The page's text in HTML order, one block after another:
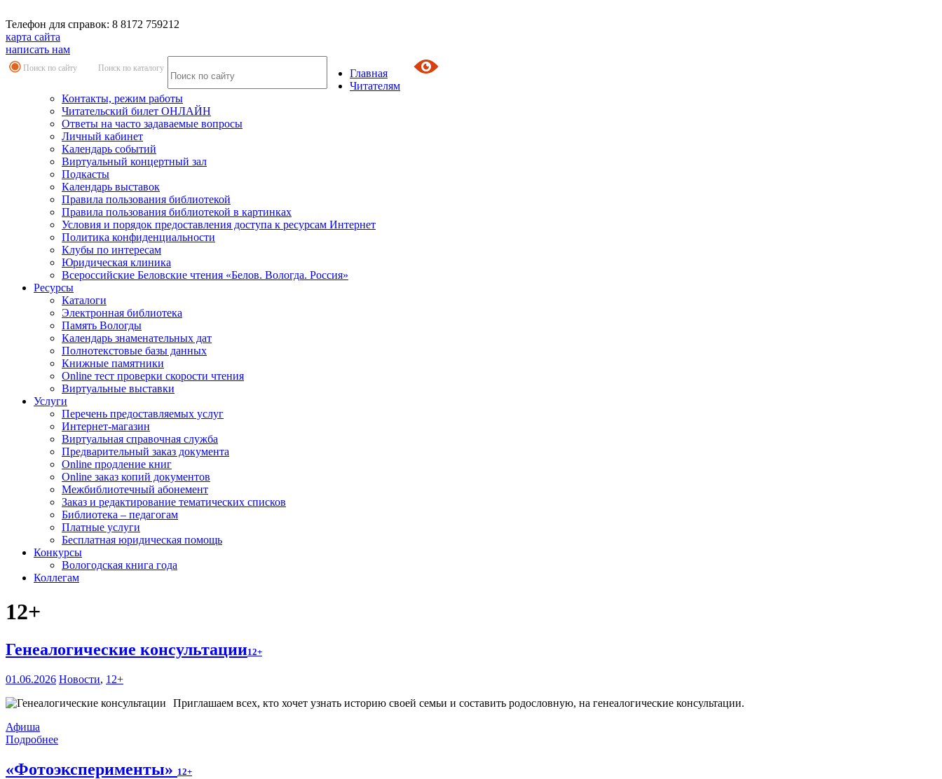
Телефон для справок: 8 8172 759212
карта сайта
написать нам
Поиск по сайту Поиск по каталогу
Главная
Читателям
Контакты, режим работы
Читательский билет ОНЛАЙН
Ответы на часто задаваемые вопросы
Личный кабинет
Календарь событий
Виртуальный концертный зал
Подкасты
Календарь выставок
Правила пользования библиотекой
Правила пользования библиотекой в картинках
Условия и порядок предоставления доступа к ресурсам Интернет
Политика конфиденциальности
Клубы по интересам
Юридическая клиника
Всероссийские Беловские чтения «Белов. Вологда. Россия»
Ресурсы
Каталоги
Электронная библиотека
Память Вологды
Календарь знаменательных дат
Полнотекстовые базы данных
Книжные памятники
Online тест проверки скорости чтения
Виртуальные выставки
Услуги
Перечень предоставляемых услуг
Интернет-магазин
Виртуальная справочная служба
Предварительный заказ документа
Online продление книг
Online заказ копий документов
Межбиблиотечный абонемент
Заказ и редактирование тематических списков
Библиотека – педагогам
Платные услуги
Бесплатная юридическая помощь
Конкурсы
Вологодская книга года
Коллегам
12+
Генеалогические консультации12+
01.06.2026 Новости, 12+
Приглашаем всех, кто хочет узнать историю своей семьи и составить родословную, на генеалогические консультации.
Афиша
Подробнее
«Фотоэксперименты» 12+